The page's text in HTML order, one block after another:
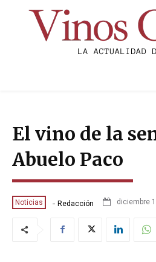
El vino de la
Abuelo Paco
Noticias - Redacción diciembre